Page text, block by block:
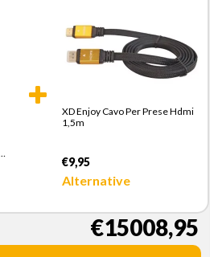
XD Enjoy Cavo Per Prese Hdmi
1,5m
€9,95
Alternative
€15008,95